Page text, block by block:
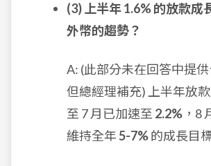
(3) 上半年 1.6% 的放款成
外幣的趨勢？
A: (此部分未在回答中提供
但總經理補充) 上半年放
至 7 月已加速至 2.2% ，8
維持全年5-7%的成長目